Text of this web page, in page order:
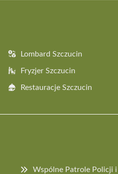
Lombard Szczucin
Fryzjer Szczucin
Restauracje Szczucin
Wspólne Patrole Policji